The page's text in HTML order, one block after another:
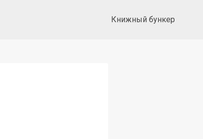
Книжный бункер